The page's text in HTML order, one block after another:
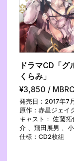
ドラマCD「グ
くらみ」
¥3,850 /
発売日：2017年7
原作：赤星ジェイ
キャスト： 佐藤
介 、飛田展男 、
仕様：CD2枚組